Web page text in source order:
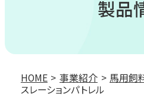
製品
HOME 事業紹介 馬用飼
スレーションパトレル